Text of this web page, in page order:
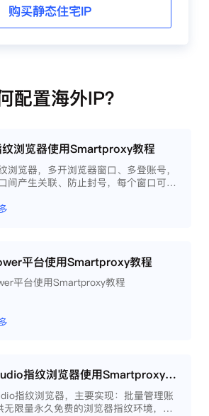
购买静态住宅IP
配置海外IP？
纹浏览器使用Smartproxy教程
浏览器，多开浏览器窗口、多登账号，
间产生关联、防止封号，每个窗口可以
全环境独立、隔离，避免关联封号。
平台使用Smartproxy教程
平台使用Smartproxy教程
Hubstudio指纹浏览器使用Smartproxy教程
指纹浏览器，主要实现：批量管理账
无限量永久免费的浏览器指纹环境，并